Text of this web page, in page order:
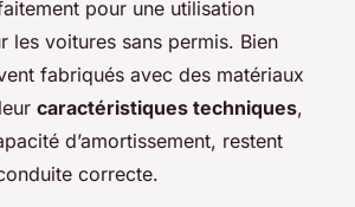
pour une utilisation
les voitures sans permis. Bien
fabriqués avec des matériaux
caractéristiques techniques,
d’amortissement, restent
correcte.